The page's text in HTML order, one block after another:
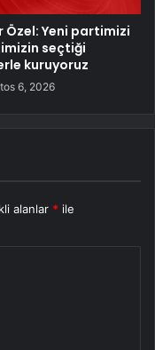
Özel: Yeni partimizi
seçtiği
kuruyoruz
6, 2026
alanlar * ile